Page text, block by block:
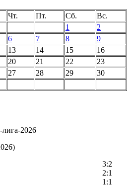
Чт. Пт. Сб.
Вс.
1
2
6 7 8
9
13 14 15
16
20 21 22
23
27 28 29
30
лига-2026
3:2
2:1
1:1